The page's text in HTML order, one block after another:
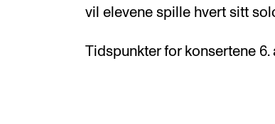
vil elevene spille hvert sitt
Tidspunkter for konsertene 6.